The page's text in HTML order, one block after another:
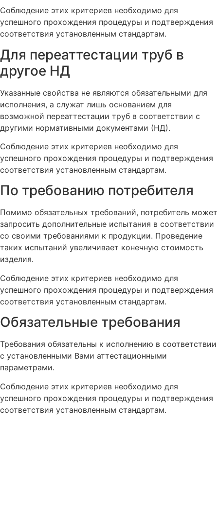
Соблюдение этих критериев необходимо для
успешного прохождения процедуры и подтверждения
соответствия установленным стандартам.
Для переаттестации труб в
другое НД
Указанные свойства не являются обязательными для
исполнения, а служат лишь основанием для
возможной переаттестации труб в соответствии с
другими нормативными документами (НД).
Соблюдение этих критериев необходимо для
успешного прохождения процедуры и подтверждения
соответствия установленным стандартам.
По требованию потребителя
Помимо обязательных требований, потребитель может
запросить дополнительные испытания в соответствии
со своими требованиями к продукции. Проведение
таких испытаний увеличивает конечную стоимость
изделия.
Соблюдение этих критериев необходимо для
успешного прохождения процедуры и подтверждения
соответствия установленным стандартам.
Обязательные требования
Требования обязательны к исполнению в соответствии
с установленными Вами аттестационными
параметрами.
Соблюдение этих критериев необходимо для
успешного прохождения процедуры и подтверждения
соответствия установленным стандартам.